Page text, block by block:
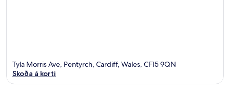
Tyla Morris Ave, Pentyrch, Cardiff, Wales, CF15 9QN
Skoða á korti